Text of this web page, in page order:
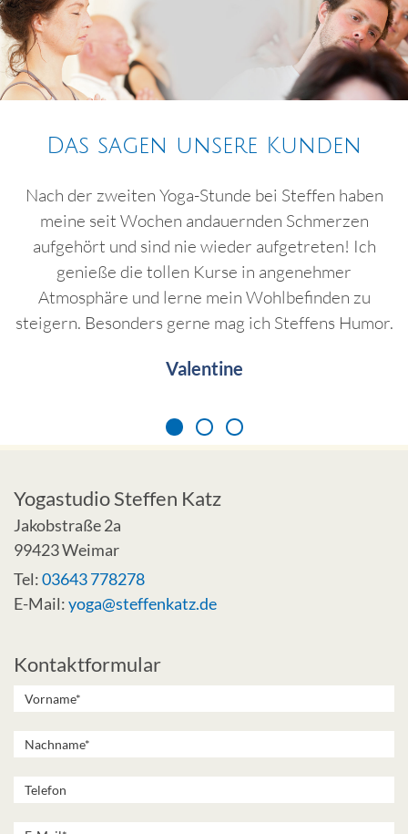
Das sagen unsere Kunden
Nach der zweiten Yoga-Stunde bei Steffen haben
meine seit Wochen andauernden Schmerzen
aufgehört und sind nie wieder aufgetreten! Ich
genieße die tollen Kurse in angenehmer
Atmosphäre und lerne mein Wohlbefinden zu
steigern. Besonders gerne mag ich Steffens Humor.
Valentine
Yogastudio Steffen Katz
Jakobstraße 2a
99423 Weimar
Tel:03643 778278
E-Mail:yoga@steffenkatz.de
Kontaktformular